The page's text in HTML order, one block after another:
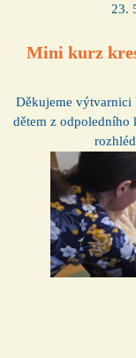
23.
Mini kurz
Děkujeme výtvarnici
dětem z odpoledního